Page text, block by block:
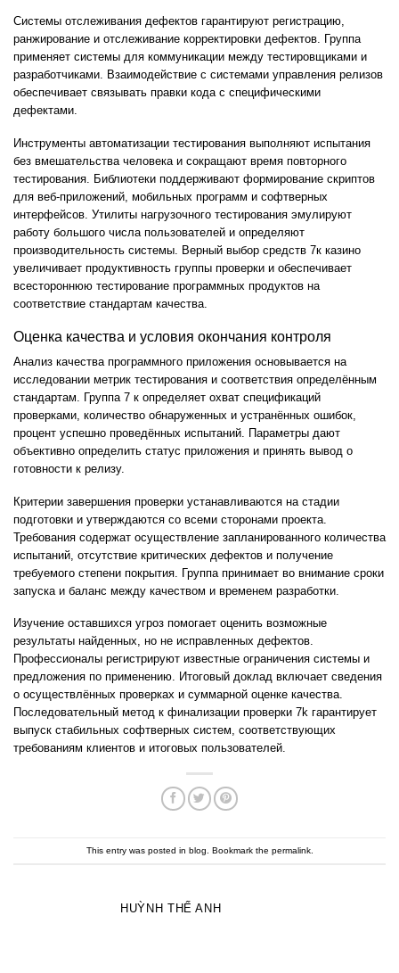
Системы отслеживания дефектов гарантируют регистрацию,
ранжирование и отслеживание корректировки дефектов. Группа
применяет системы для коммуникации между тестировщиками и
разработчиками. Взаимодействие с системами управления релизов
обеспечивает связывать правки кода с специфическими
дефектами.
Инструменты автоматизации тестирования выполняют испытания
без вмешательства человека и сокращают время повторного
тестирования. Библиотеки поддерживают формирование скриптов
для веб-приложений, мобильных программ и софтверных
интерфейсов. Утилиты нагрузочного тестирования эмулируют
работу большого числа пользователей и определяют
производительность системы. Верный выбор средств 7к казино
увеличивает продуктивность группы проверки и обеспечивает
всестороннюю тестирование программных продуктов на
соответствие стандартам качества.
Оценка качества и условия окончания контроля
Анализ качества программного приложения основывается на
исследовании метрик тестирования и соответствия определённым
стандартам. Группа 7 к определяет охват спецификаций
проверками, количество обнаруженных и устранённых ошибок,
процент успешно проведённых испытаний. Параметры дают
объективно определить статус приложения и принять вывод о
готовности к релизу.
Критерии завершения проверки устанавливаются на стадии
подготовки и утверждаются со всеми сторонами проекта.
Требования содержат осуществление запланированного количества
испытаний, отсутствие критических дефектов и получение
требуемого степени покрытия. Группа принимает во внимание сроки
запуска и баланс между качеством и временем разработки.
Изучение оставшихся угроз помогает оценить возможные
результаты найденных, но не исправленных дефектов.
Профессионалы регистрируют известные ограничения системы и
предложения по применению. Итоговый доклад включает сведения
о осуществлённых проверках и суммарной оценке качества.
Последовательный метод к финализации проверки 7k гарантирует
выпуск стабильных софтверных систем, соответствующих
требованиям клиентов и итоговых пользователей.
This entry was posted in blog . Bookmark the permalink.
HUỲNH THẾ ANH